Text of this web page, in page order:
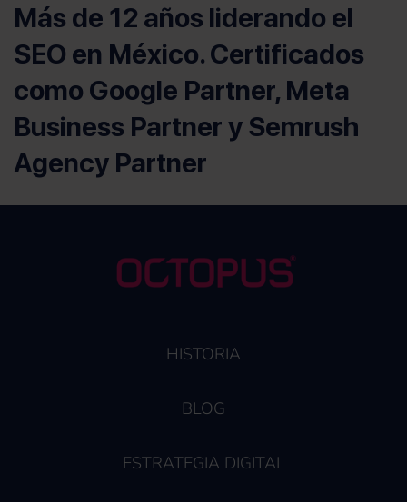
Más de 12 años liderando el
SEO en México. Certificados
como Google Partner, Meta
Business Partner y Semrush
Agency Partner
HISTORIA
BLOG
ESTRATEGIA DIGITAL